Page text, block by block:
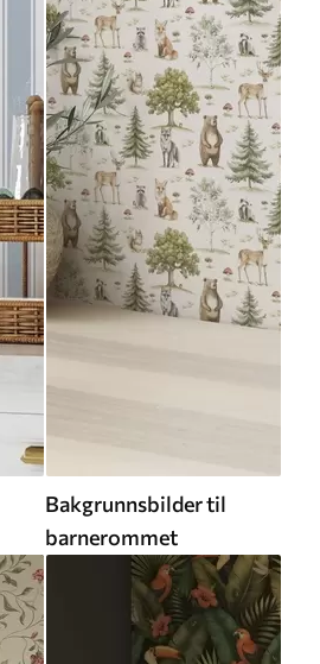
Bakgrunnsbilder til
barnerommet